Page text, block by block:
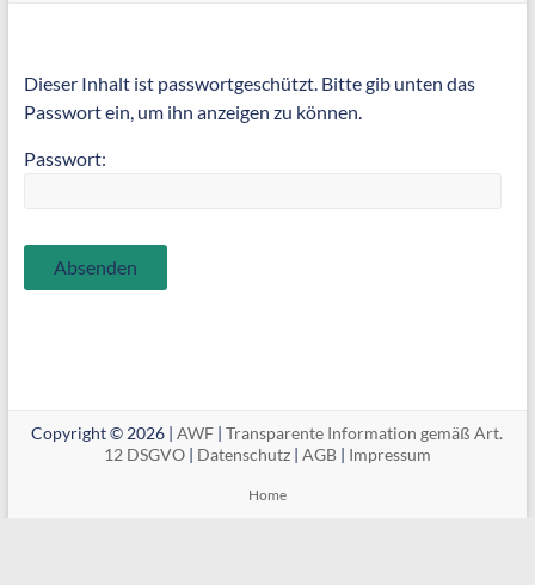
Dieser Inhalt ist passwortgeschützt. Bitte gib unten das
Passwort ein, um ihn anzeigen zu können.
Passwort:
Copyright © 2026 |AWF |Transparente Information gemäß Art.
12 DSGVO| Datenschutz| AGB| Impressum
Home